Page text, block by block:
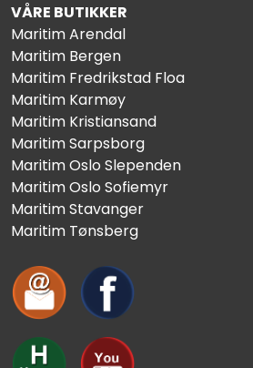
VÅRE BUTIKKER
Maritim Arendal
Maritim Bergen
Maritim Fredrikstad Floa
Maritim Karmøy
Maritim Kristiansand
Maritim Sarpsborg
Maritim Oslo Slependen
Maritim Oslo Sofiemyr
Maritim Stavanger
Maritim Tønsberg